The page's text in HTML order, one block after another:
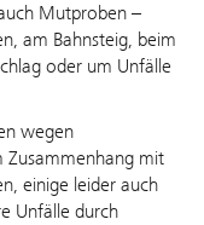
Mutproben –
am Bahnsteig, beim
oder um Unfälle
wegen
Zusammenhang mit
einige leider auch
Unfälle durch